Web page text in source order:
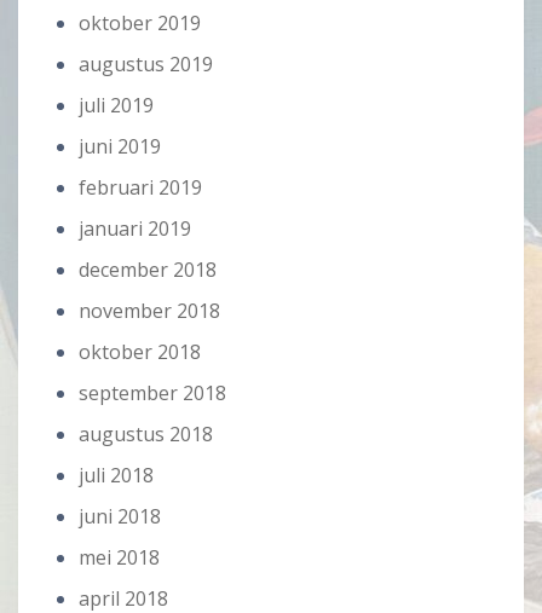
oktober 2019
augustus 2019
juli 2019
juni 2019
februari 2019
januari 2019
december 2018
november 2018
oktober 2018
september 2018
augustus 2018
juli 2018
juni 2018
mei 2018
april 2018